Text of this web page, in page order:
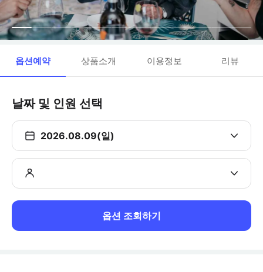
옵션예약 상품소개 이용정보 리뷰
날짜 및 인원 선택
2026.08.09(일)
옵션 조회하기